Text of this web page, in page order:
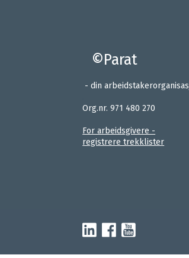
©Parat
- din
Org.nr. 971 480 270
For arbeidsgivere -
registrere trekklister